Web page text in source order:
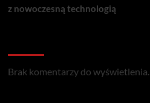
z nowoczesną technologią
Brak komentarzy do wyświetlenia.